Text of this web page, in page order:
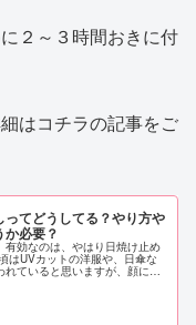
２～３時間おきに付
はコチラの記事をご
ってどうしてる？やり方や
か必要？
有効なのは、やはり日焼け止め
はUVカットの洋服や、日傘な
れていると思いますが、顔には